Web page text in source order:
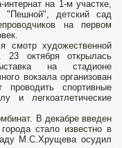
на 1-м участке,
"Пешной", детский сад
на первом
смотр художественной
23 октября открылась
на стадионе
вокзала организован
проводить спортивные
и легкоатлетические
В декабре введен
стало известно в
М.С.Хрущева осудил